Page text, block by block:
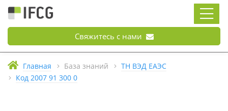
Свяжитесь с нами
Главная База знаний
ТН ВЭД ЕАЭС
Код 2007 91 300 0